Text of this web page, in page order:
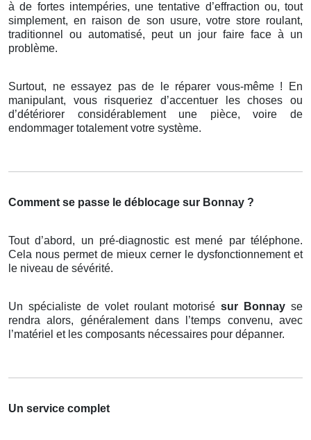
à de fortes intempéries, une tentative d’effraction ou, tout
simplement, en raison de son usure, votre store roulant,
traditionnel ou automatisé, peut un jour faire face à un
problème.
Surtout, ne essayez pas de le réparer vous-même ! En
manipulant, vous risqueriez d’accentuer les choses ou
d’détériorer considérablement une pièce, voire de
endommager totalement votre système.
Comment se passe le déblocage sur Bonnay ?
Tout d’abord, un pré-diagnostic est mené par téléphone.
Cela nous permet de mieux cerner le dysfonctionnement et
le niveau de sévérité.
Un spécialiste de volet roulant motorisésur Bonnay se
rendra alors, généralement dans l’temps convenu, avec
l’matériel et les composants nécessaires pour dépanner.
Un service complet